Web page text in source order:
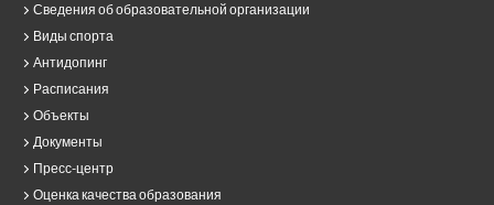
Сведения об образовательной организации
Виды спорта
Антидопинг
Расписания
Объекты
Документы
Пресс-центр
Оценка качества образования